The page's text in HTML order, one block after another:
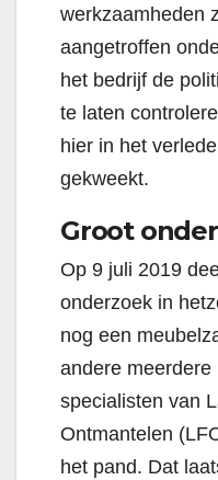
werkzaamheden
aangetroffen
het bedrijf de
te laten
hier in het
gekweekt.
Groot
Op 9 juli 2019
onderzoek in
nog een
andere meerdere
specialisten van
Ontmantelen
het pand. Dat